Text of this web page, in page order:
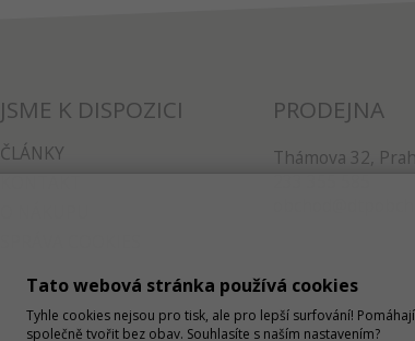
JSME K DISPOZICI
ČLÁNKY
PRODEJNA
Thámova 32,
Tato webová stránka používá cookies
Tyhle cookies nejsou pro tisk, ale pro lepší surfování!
společně tvořit bez obav. Souhlasíte s naším nastavením?